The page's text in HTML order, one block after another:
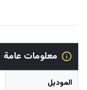
معلومات عامة
الموديل